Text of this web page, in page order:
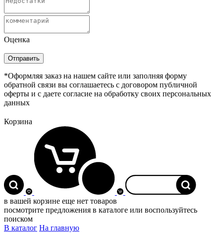
Оценка
*Оформляя заказ на нашем сайте или заполняя форму
обратной связи вы соглашаетесь с договором публичной
оферты и с даете согласие на обработку своих персональных
данных
Корзина
в вашей корзине еще нет товаров
посмотрите предложения в каталоге или воспользуйтесь
поиском
В каталог На главную